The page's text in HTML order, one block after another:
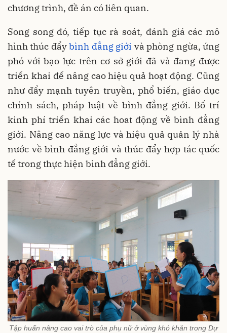
chương trình, đề án có liên quan.
Song song đó, tiếp tục rà soát, đánh giá các mô
hình thúc đẩybình đẳng giới và phòng ngừa, ứng
phó với bạo lực trên cơ sở giới đã và đang được
triển khai để nâng cao hiệu quả hoạt động. Cũng
như đẩy mạnh tuyên truyền, phổ biến, giáo dục
chính sách, pháp luật về bình đẳng giới. Bố trí
kinh phí triển khai các hoat động về bình đẳng
giới. Nâng cao năng lực và hiệu quả quản lý nhà
nước về bình đẳng giới và thúc đẩy hợp tác quốc
tế trong thực hiện bình đẳng giới.
Tập huấn nâng cao vai trò của phụ nữ ở vùng khó khăn trong Dự